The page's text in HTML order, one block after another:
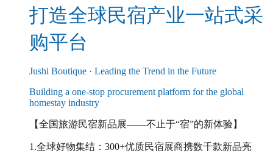
打造全球民宿产业一站式采
购平台
Jushi Boutique · Leading the Trend in the Future
Building a one-stop procurement platform for the global
homestay industry
【全国旅游民宿新品展——不止于“宿”的新体验】
1.全球好物集结：300+优质民宿展商携数千款新品亮